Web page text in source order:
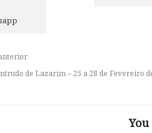
de Lazarim – 25 a 28 de Fevereiro